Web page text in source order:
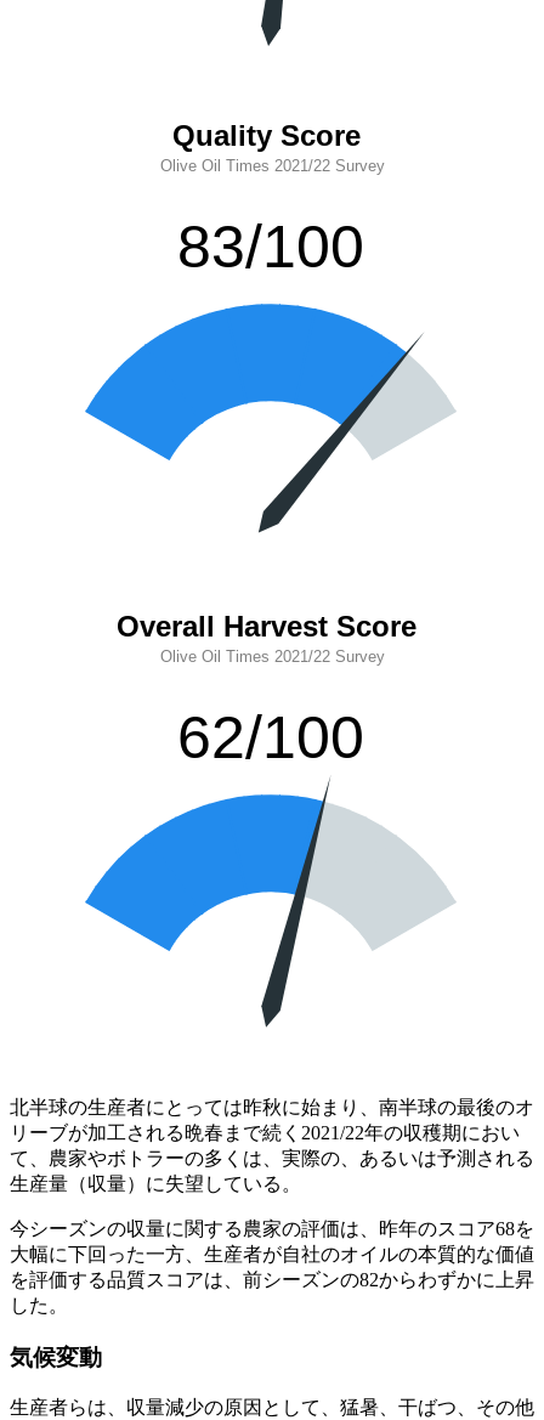
北半球の生産者にとっては昨秋に始まり、南半球の最後のオ
リーブが加工される晩春まで続く2021/22年の収穫期におい
て、農家やボトラーの多くは、実際の、あるいは予測される
生産量（収量）に失望している。
今シーズンの収量に関する農家の評価は、昨年のスコア68を
大幅に下回った一方、生産者が自社のオイルの本質的な価値
を評価する品質スコアは、前シーズンの82からわずかに上昇
した。
気候変動
生産者らは、収量減少の原因として、猛暑、干ばつ、その他